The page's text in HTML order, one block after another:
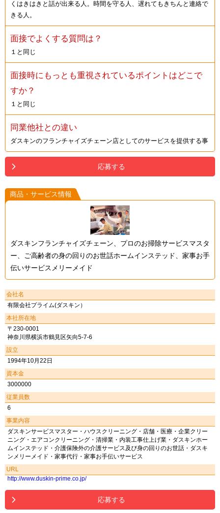
くはきはきと話が出来る人。時間を守る人、遅れてもきちんと連絡で
きる人。
面接でよくする質問は？
１と同じ
面接時にもっとも重視されているポイントはどこで
すか？
１と同じ
同業他社との違い
ダスキンのフランチャイズチェーン店としてのサービスを提供する事
応募する
商品・サービス情報
ダスキンフランチャイズチェーン、プロのお掃除サービスマスタ
ー、ご高齢者の身の回りのお世話ホームインステッド、家事お手
伝いサービスメリーメイド
会社名
有限会社プライム(ダスキン）
本社所在地
〒230-0001
神奈川県横浜市鶴見区矢向5-7-6
設立
1994年10月22日
資本金
3000000
従業員数
6
事業内容
ダスキンサービスマスター・ハウスクリーニング・店舗・医療・企業クリー
ニング・エアコンクリーニング・清掃業・内装工事仕上げ業・ダスキンホー
ムインステッド・介護保険外の介護サービス及び身の回りのお世話・ダスキ
ンメリーメイド・家事代行・家事お手伝いサービス
URL
http://www.duskin-prime.co.jp/
応募する